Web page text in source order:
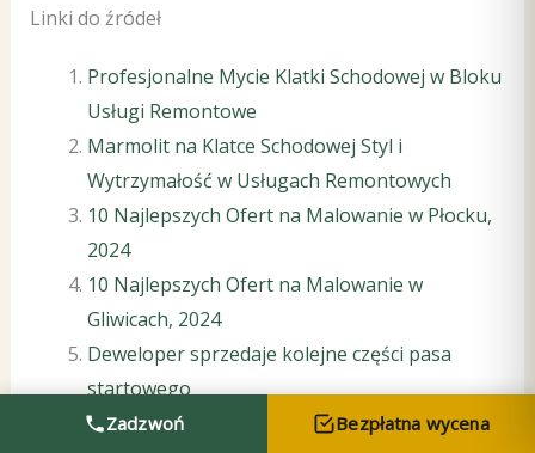
Linki do źródeł
Profesjonalne Mycie Klatki Schodowej w Bloku
Usługi Remontowe
Marmolit na Klatce Schodowej Styl i
Wytrzymałość w Usługach Remontowych
10 Najlepszych Ofert na Malowanie w Płocku,
2024
10 Najlepszych Ofert na Malowanie w
Gliwicach, 2024
Deweloper sprzedaje kolejne części pasa
startowego
Drogie znakowanie gdańskich parkometrów
Zadzwoń Bezpłatna wycena